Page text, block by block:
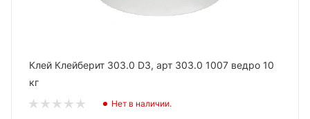
Клей Клейберит 303.0 D3, арт 303.0 1007 ведро 10
кг
Нет в наличии.